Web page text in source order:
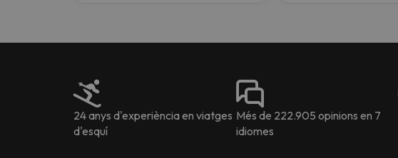
24 anys d'experiència en viatges
d'esquí
Més de 222.905 opinions en 7
idiomes